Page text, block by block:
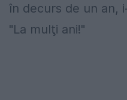
în decurs de un an,
"La mulţi ani!"